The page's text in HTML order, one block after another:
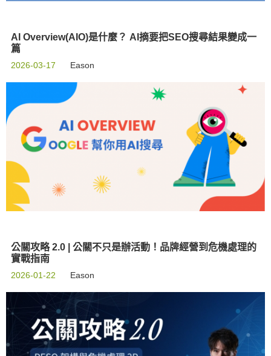
AI Overview(AIO)是什麼？ AI摘要把SEO搜尋結果變成一
篇
2026-03-17 Eason
公關攻略 2.0 | 公關不只是辦活動！品牌經營到危機處理的
實戰指南
2026-01-22 Eason